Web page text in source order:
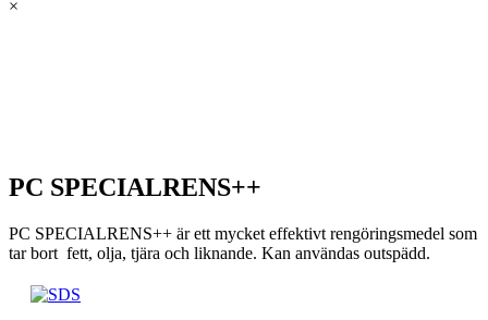
×
PC SPECIALRENS++
PC SPECIALRENS++ är ett mycket effektivt rengöringsmedel som
tar bort fett, olja, tjära och liknande. Kan användas outspädd.